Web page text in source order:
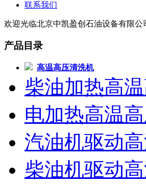
联系我们
欢迎光临北京中凯盈创石油设备有限公
产品目录
高温高压清洗机
柴油加热高
电加热高温
汽油机驱动
柴油机驱动